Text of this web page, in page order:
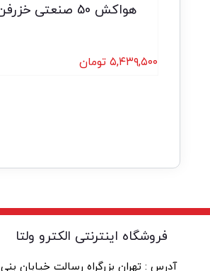
هواکش 50 صنعتی خزرفن
۵,۴۳۹,۵۰۰ تومان
فروشگاه اینترنتی الکترو ولتا
آدرس : تهران بزرگراه رسالت خیابان بنی